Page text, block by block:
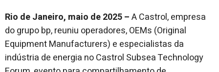
Rio de Janeiro, maio de 2025 –A Castrol, empresa
do grupo bp, reuniu operadores, OEMs (Original
Equipment Manufacturers) e especialistas da
indústria de energia no Castrol Subsea Technology